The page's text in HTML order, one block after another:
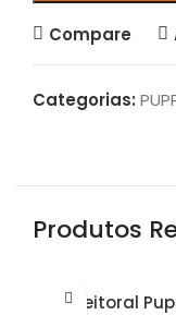
Compare
Categorias:
Produtos
Peitoral